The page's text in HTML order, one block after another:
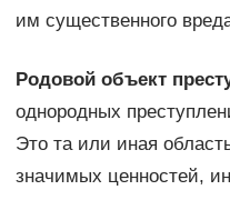
им существенного
Родовой объект
однородных
Это та или иная
значимых ценностей,